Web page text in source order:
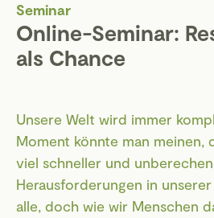
Seminar
Online-Seminar:
als Chance
Unsere Welt wird immer
Moment könnte man meinen,
viel schneller und
Herausforderungen in
alle, doch wie wir Menschen